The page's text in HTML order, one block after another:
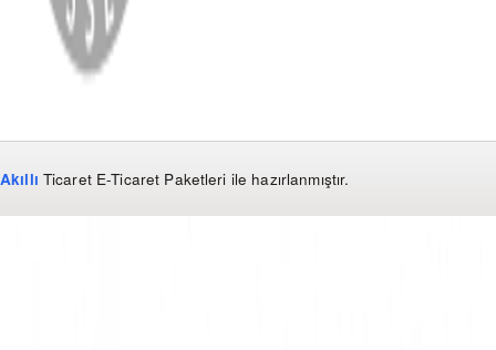
Akıllı Ticaret E-Ticaret Paketleri ile hazırlanmıştır.